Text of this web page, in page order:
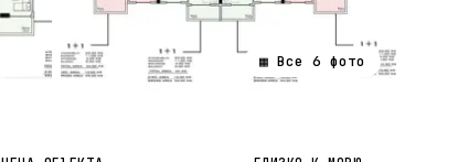
▦ Все 6 фото